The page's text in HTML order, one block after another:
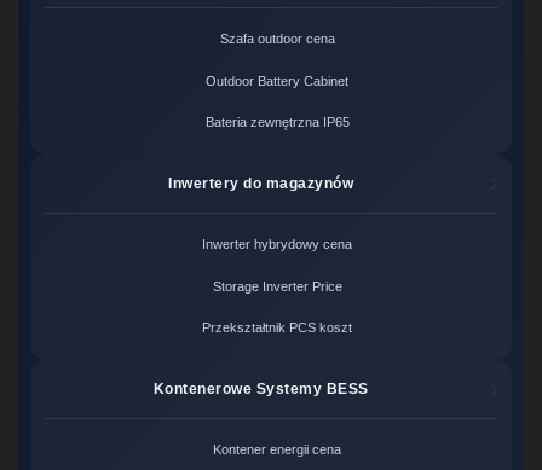
Szafa outdoor cena
Outdoor Battery Cabinet
Bateria zewnętrzna IP65
Inwertery do magazynów
Inwerter hybrydowy cena
Storage Inverter Price
Przekształtnik PCS koszt
Kontenerowe Systemy BESS
Kontener energii cena